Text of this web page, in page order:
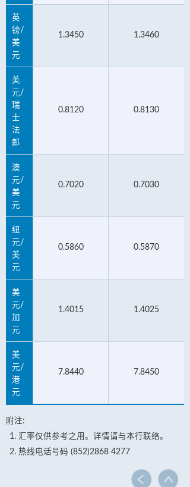
英
镑/
美
元
1.3450 1.3460
美
元/
瑞
士
法
郎
0.8120 0.8130
澳
元/
美
元
0.7020 0.7030
纽
元/
美
元
0.5860 0.5870
美
元/
加
元
1.4015 1.4025
美
元/
港
元
7.8440 7.8450
附注:
汇率仅供参考之用。详情请与本行联络。
热线电话号码 (852)2868 4277